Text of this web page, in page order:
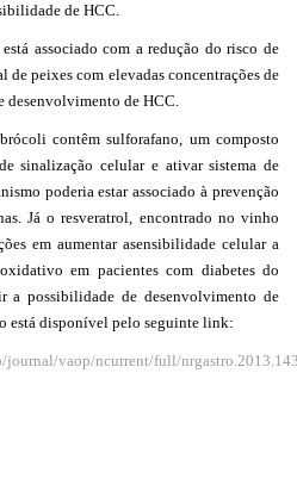
idade de HCC.
associado com a redução do risco de
de peixes com elevadas concentrações de
desenvolvimento de HCC.
contêm sulforafano, um composto
sinalização celular e ativar sistema de
poderia estar associado à prevenção
Já o resveratrol, encontrado no vinho
em aumentar asensibilidade celular a
em pacientes com diabetes do
a possibilidade de desenvolvimento de
está disponível pelo seguinte link:
journal/vaop/ncurrent/full/